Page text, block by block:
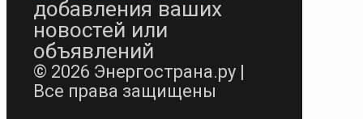
добавления ваших
новостей или
объявлений
© 2026 Энергострана.ру |
Все права защищены